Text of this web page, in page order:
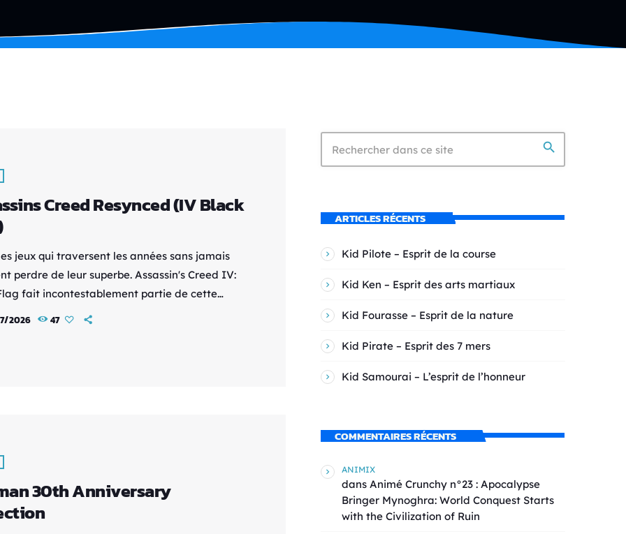
Creed Resynced (IV Black
jeux qui traversent les années sans jamais
perdre de leur superbe. Assassin's Creed IV:
fait incontestablement partie de cette
Sorti en 2013, il est encore aujourd'hui
2026 47
30th Anniversary
search
ARTICLES RÉCENTS
Kid Pilote – Esprit de la course
Kid Ken – Esprit des arts martiaux
Kid Fourasse – Esprit de la nature
Kid Pirate – Esprit des 7 mers
Kid Samourai – L’esprit de l’honneur
COMMENTAIRES RÉCENTS
ANIMIX
dans Animé Crunchy n°23 : Apocalypse
Bringer Mynoghra: World Conquest Starts
with the Civilization of Ruin